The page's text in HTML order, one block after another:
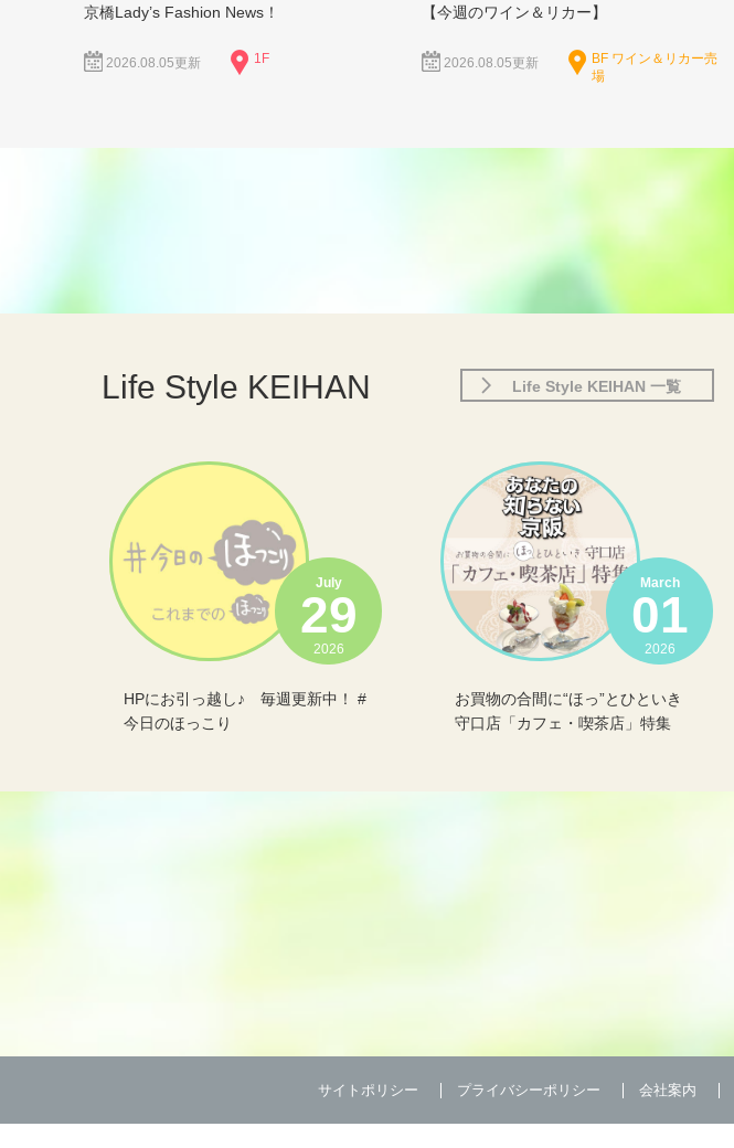
京橋Lady’s Fashion News！
2026.08.05更新 1F
【今週のワイン＆リカー】
2026.08.05更新
BF ワイン＆リカー売
場
Life Style KEIHAN Life Style KEIHAN 一覧
July
29
2026
HPにお引っ越し♪ 毎週更新中！ #
今日のほっこり
March
01
2026
お買物の合間に“ほっ”とひといき
守口店「カフェ・喫茶店」特集
サイトポリシー プライバシーポリシー 会社案内